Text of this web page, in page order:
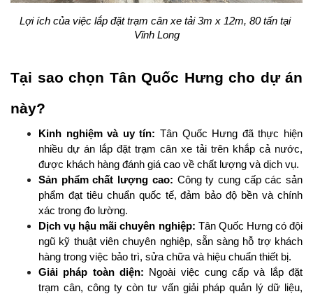
Lợi ích của việc lắp đặt trạm cân xe tải 3m x 12m, 80 tấn tại
Vĩnh Long
Tại sao chọn Tân Quốc Hưng cho dự án
này?
Kinh nghiệm và uy tín: Tân Quốc Hưng đã thực hiện
nhiều dự án lắp đặt trạm cân xe tải trên khắp cả nước,
được khách hàng đánh giá cao về chất lượng và dịch vụ.
Sản phẩm chất lượng cao: Công ty cung cấp các sản
phẩm đạt tiêu chuẩn quốc tế, đảm bảo độ bền và chính
xác trong đo lường.
Dịch vụ hậu mãi chuyên nghiệp: Tân Quốc Hưng có đội
ngũ kỹ thuật viên chuyên nghiệp, sẵn sàng hỗ trợ khách
hàng trong việc bảo trì, sửa chữa và hiệu chuẩn thiết bị.
Giải pháp toàn diện: Ngoài việc cung cấp và lắp đặt
trạm cân, công ty còn tư vấn giải pháp quản lý dữ liệu,